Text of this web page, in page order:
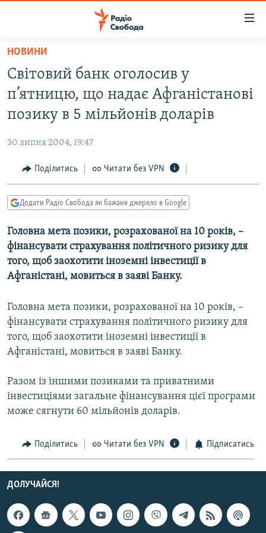
Перейти
основного
матеріалу
до
основної
Перейти
до
пошуку
РАДІО СВОБОДА – 70 РОКІВ
ВСЕ ЗА ДОБУ
СУСПІЛЬСТВО
УКРАЇНА
СВІТ
РОСІЙСЬКА «ФІЛЬТРАЦІЯ»
ДОНБАС.РЕАЛІЇ
ТИ ЯК?
СХЕМИ
ПРИАЗОВ’Я
КИТАЙ.ВИКЛИКИ
ФОТО
СПЕЦПРОЄКТИ
КРИМ РЕАЛІЇ
РУС
ДОЛУЧАЙСЯ!
НОВИНИ
Світовий банк оголосив у
п’ятницю, що надає Афганістанові
позику в 5 мільйонів доларів
30 липня 2004, 19:47
Поділитись Читати без VPN
Додати Радіо Свобода як бажане джерело в Google
Головна мета позики, розрахованої на 10 років, –
фінансувати страхування політичного ризику для
того, щоб заохотити іноземні інвестиції в
Афганістані, мовиться в заяві Банку.
Головна мета позики, розрахованої на 10 років, –
фінансувати страхування політичного ризику для
того, щоб заохотити іноземні інвестиції в
Афганістані, мовиться в заяві Банку.
Разом із іншими позиками та приватними
інвестиціями загальне фінансування цієї програми
може сягнути 60 мільйонів доларів.
Поділитись Читати без VPN Підписатись
ДОЛУЧАЙСЯ!